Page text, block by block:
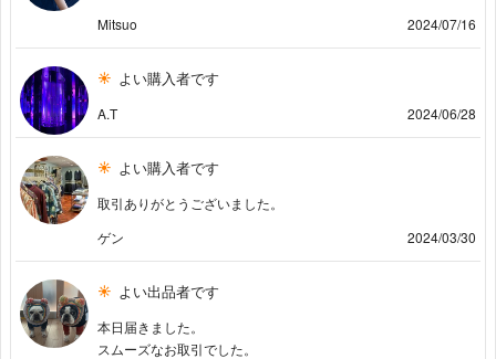
Mitsuo
2024/07/16
よい購入者です
A.T 2024/06/28
よい購入者です
取引ありがとうございました。
ゲン
2024/03/30
よい出品者です
本日届きました。
スムーズなお取引でした。